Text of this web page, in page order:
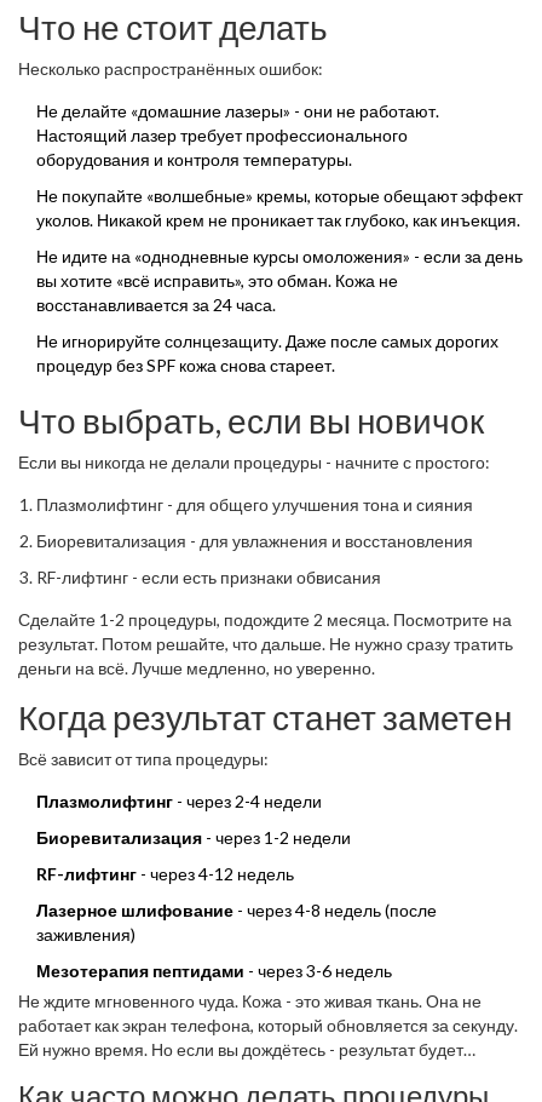
Что не стоит делать
Несколько распространённых ошибок:
Не делайте «домашние лазеры» - они не работают.
Настоящий лазер требует профессионального
оборудования и контроля температуры.
Не покупайте «волшебные» кремы, которые обещают эффект
уколов. Никакой крем не проникает так глубоко, как инъекция.
Не идите на «однодневные курсы омоложения» - если за день
вы хотите «всё исправить», это обман. Кожа не
восстанавливается за 24 часа.
Не игнорируйте солнцезащиту. Даже после самых дорогих
процедур без SPF кожа снова стареет.
Что выбрать, если вы новичок
Если вы никогда не делали процедуры - начните с простого:
Плазмолифтинг - для общего улучшения тона и сияния
Биоревитализация - для увлажнения и восстановления
RF-лифтинг - если есть признаки обвисания
Сделайте 1-2 процедуры, подождите 2 месяца. Посмотрите на
результат. Потом решайте, что дальше. Не нужно сразу тратить
деньги на всё. Лучше медленно, но уверенно.
Когда результат станет заметен
Всё зависит от типа процедуры:
Плазмолифтинг - через 2-4 недели
Биоревитализация - через 1-2 недели
RF-лифтинг - через 4-12 недель
Лазерное шлифование - через 4-8 недель (после
заживления)
Мезотерапия пептидами - через 3-6 недель
Не ждите мгновенного чуда. Кожа - это живая ткань. Она не
работает как экран телефона, который обновляется за секунду.
Ей нужно время. Но если вы дождётесь - результат будет